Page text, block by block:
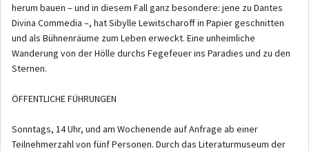
herum bauen – und in diesem Fall ganz besondere: jene zu Dantes
Divina Commedia –, hat Sibylle Lewitscharoff in Papier geschnitten
und als Bühnenräume zum Leben erweckt. Eine unheimliche
Wanderung von der Hölle durchs Fegefeuer ins Paradies und zu den
Sternen.
ÖFFENTLICHE FÜHRUNGEN
Sonntags, 14 Uhr, und am Wochenende auf Anfrage ab einer
Teilnehmerzahl von fünf Personen. Durch das Literaturmuseum der